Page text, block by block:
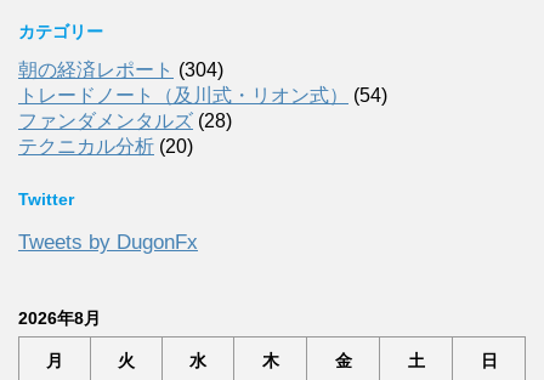
カテゴリー
朝の経済レポート (304)
トレードノート（及川式・リオン式）
(54)
ファンダメンタルズ (28)
テクニカル分析 (20)
Twitter
Tweets by DugonFx
2026年8月
月 火 水 木 金 土 日